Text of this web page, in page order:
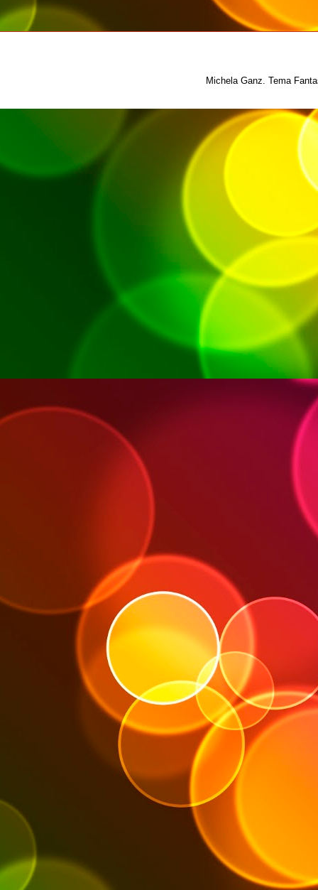
Michela Ganz. Tema